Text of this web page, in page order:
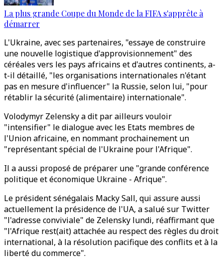
La plus grande Coupe du Monde de la FIFA s'apprête à
démarrer
L'Ukraine, avec ses partenaires, "essaye de construire
une nouvelle logistique d'approvisionnement" des
céréales vers les pays africains et d'autres continents, a-
t-il détaillé, "les organisations internationales n'étant
pas en mesure d'influencer" la Russie, selon lui, "pour
rétablir la sécurité (alimentaire) internationale".
Volodymyr Zelensky a dit par ailleurs vouloir
"intensifier" le dialogue avec les Etats membres de
l'Union africaine, en nommant prochainement un
"représentant spécial de l'Ukraine pour l'Afrique".
Il a aussi proposé de préparer une "grande conférence
politique et économique Ukraine - Afrique".
Le président sénégalais Macky Sall, qui assure aussi
actuellement la présidence de l'UA, a salué sur Twitter
"l'adresse conviviale" de Zelensky lundi, réaffirmant que
"l'Afrique rest(ait) attachée au respect des règles du droit
international, à la résolution pacifique des conflits et à la
liberté du commerce".